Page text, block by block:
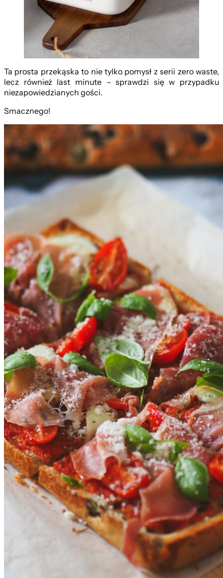
Ta prosta przekąska to nie tylko pomysł z serii zero waste,
lecz również last minute – sprawdzi się w przypadku
niezapowiedzianych gości.
Smacznego!